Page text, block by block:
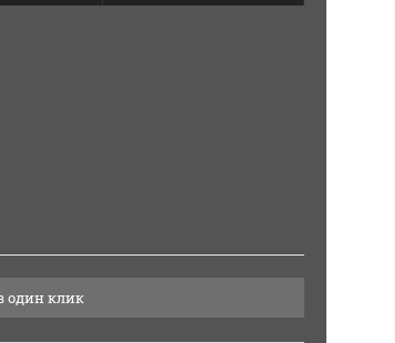
один клик